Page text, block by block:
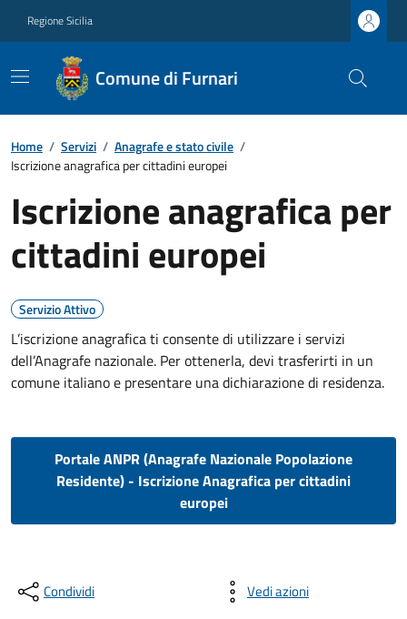
Regione Sicilia
Comune di Furnari
Home / Servizi / Anagrafe e stato civile /
Iscrizione anagrafica per cittadini europei
Iscrizione anagrafica per
cittadini europei
Servizio Attivo
L’iscrizione anagrafica ti consente di utilizzare i servizi
dell’Anagrafe nazionale. Per ottenerla, devi trasferirti in un
comune italiano e presentare una dichiarazione di residenza.
Portale ANPR (Anagrafe Nazionale Popolazione
Residente) - Iscrizione Anagrafica per cittadini
europei
Condividi Vedi azioni